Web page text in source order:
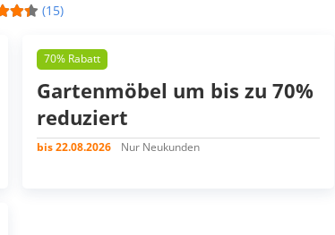
(15)
70% Rabatt
Gartenmöbel um bis zu 70%
reduziert
bis 22.08.2026 Nur Neukunden